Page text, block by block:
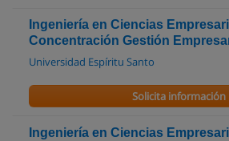
Ingeniería en Ciencias
Concentración Gestión
Universidad Espíritu Santo
Solicita información
Ingeniería en Ciencias